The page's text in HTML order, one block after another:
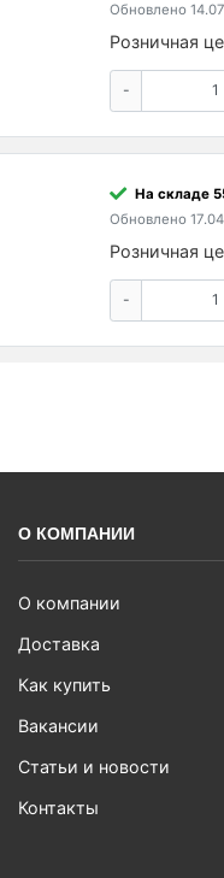
Обновлено
Розничная
-
На складе
Обновлено
Розничная
-
О КОМПАНИИ
О компании
Доставка
Как купить
Вакансии
Статьи и новости
Контакты